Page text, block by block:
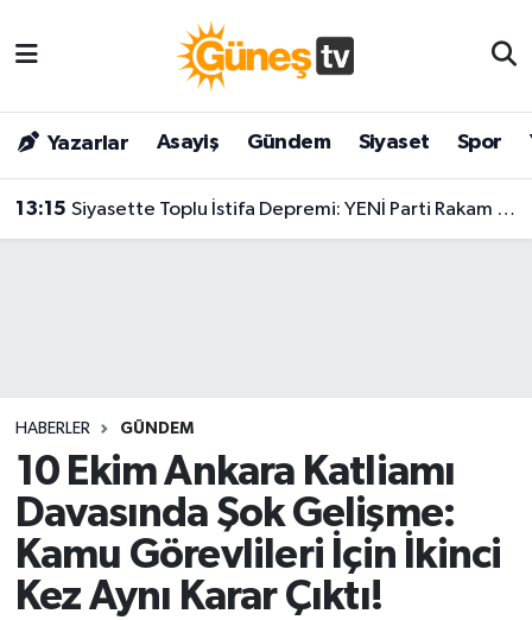
Yazarlar Asayiş Gündem Siyaset Spor
13:15 Siyasette Toplu İstifa Depremi: YENİ Parti Rakam Verdi, Sayı 300'ü Aşıyor!
HABERLER GÜNDEM
10 Ekim Ankara Katliamı
Davasında Şok Gelişme:
Kamu Görevlileri İçin İkinci
Kez Aynı Karar Çıktı!
Bilim & Teknoloji
Dünya
Magazin
Siyaset
Spor
Malatya Nöbetçi Eczaneler
Malatya Hava Durumu
Malatya Namaz Vakitleri
Son Dakika Haberleri
Haber Arşivi